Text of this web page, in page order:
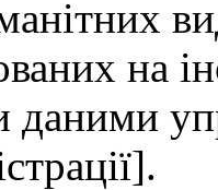
на
даними